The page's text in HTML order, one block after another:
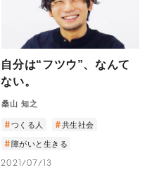
自分は“フツウ”、なんて
ない。
桑山 知之
つくる人 共生社会
障がいと生きる
2021/07/13